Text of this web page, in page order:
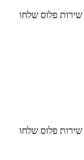
שירות פלוס שלחו
שירות פלוס שלחו